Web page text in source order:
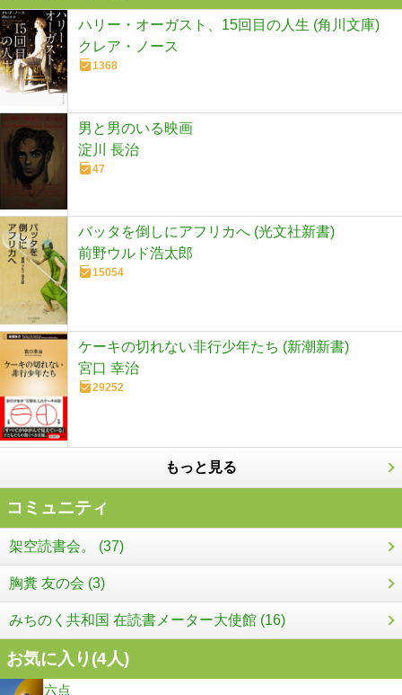
ハリー・オーガスト、15回目の人生 (角川文庫)
クレア・ノース
1368
男と男のいる映画
淀川 長治
47
バッタを倒しにアフリカへ (光文社新書)
前野ウルド浩太郎
15054
ケーキの切れない非行少年たち (新潮新書)
宮口 幸治
29252
もっと見る
コミュニティ
架空読書会。 (37)
胸糞 友の会 (3)
みちのく共和国 在読書メーター大使館 (16)
お気に入り(4人)
六点